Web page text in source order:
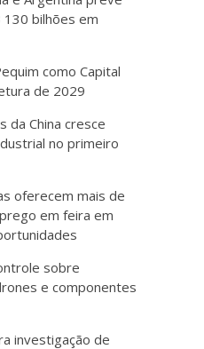
bilhões em
como Capital
de 2029
da China cresce
no primeiro
oferecem mais de
em feira em
sobre
e componentes
investigação de